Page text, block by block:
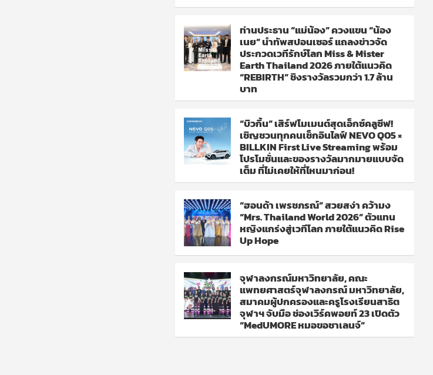
ท่านประธาน “แม่น้อง” ควงแขน “น้อง
เนย” นำทัพสปอนเซอร์ แถลงข่าวจัด
ประกวดเวทีรักษ์โลก Miss & Mister
Earth Thailand 2026 ภายใต้แนวคิด
“REBIRTH” ชิงรางวัลรวมกว่า 1.7 ล้าน
บาท
“บิวกิ้น” เสิร์ฟโมเมนต์สุดเอ็กซ์คลูซีฟ!
เชิญชวนทุกคนเช็กอินไลฟ์ NEVO Q05 ×
BILLKIN First Live Streaming พร้อม
โปรโมชั่นและของรางวัลมากมายแบบจัด
เต็ม ที่ไม่เคยให้ที่ไหนมาก่อน!
“ฮอนด้า เพรชภรณ์” สวยสง่า คว้ามง
“Mrs. Thailand World 2026” ตัวแทน
หญิงแกร่งสู่เวทีโลก ภายใต้แนวคิด Rise
Up Hope
จุฬาลงกรณ์มหาวิทยาลัย, คณะ
แพทยศาสตร์จุฬาลงกรณ์ มหาวิทยาลัย,
สมาคมผู้ปกครองและครูโรงเรียนสาธิต
จุฬาฯ จับมือ ช่องเวิร์คพอยท์ 23 เปิดตัว
“MedUMORE หมอขอชาเลนจ์”